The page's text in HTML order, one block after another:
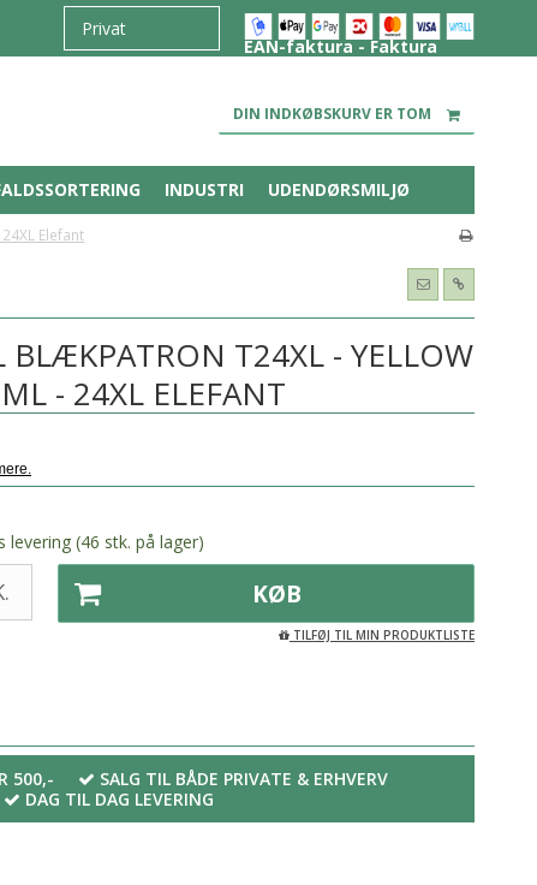
EAN-faktura - Faktura
DIN INDKØBSKURV ER TOM
INDUSTRI UDENDØRSMILJØ
Elefant
BLÆKPATRON T24XL - YELLOW
- 24XL ELEFANT
levering (46 stk. på lager)
KØB
TILFØJ TIL MIN PRODUKTLISTE
500,-
SALG TIL BÅDE PRIVATE & ERHVERV
DAG TIL DAG LEVERING